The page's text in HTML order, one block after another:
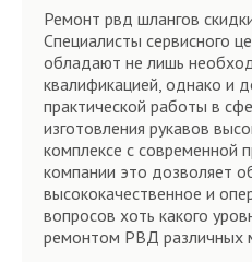
Ремонт рвд шлангов
Специалисты сервисного
обладают не лишь
квалификацией, однако и
практической работы в
изготовления рукавов
комплексе с современной
компании это дозволяет
высококачественное и
вопросов хоть какого
ремонтом РВД различных